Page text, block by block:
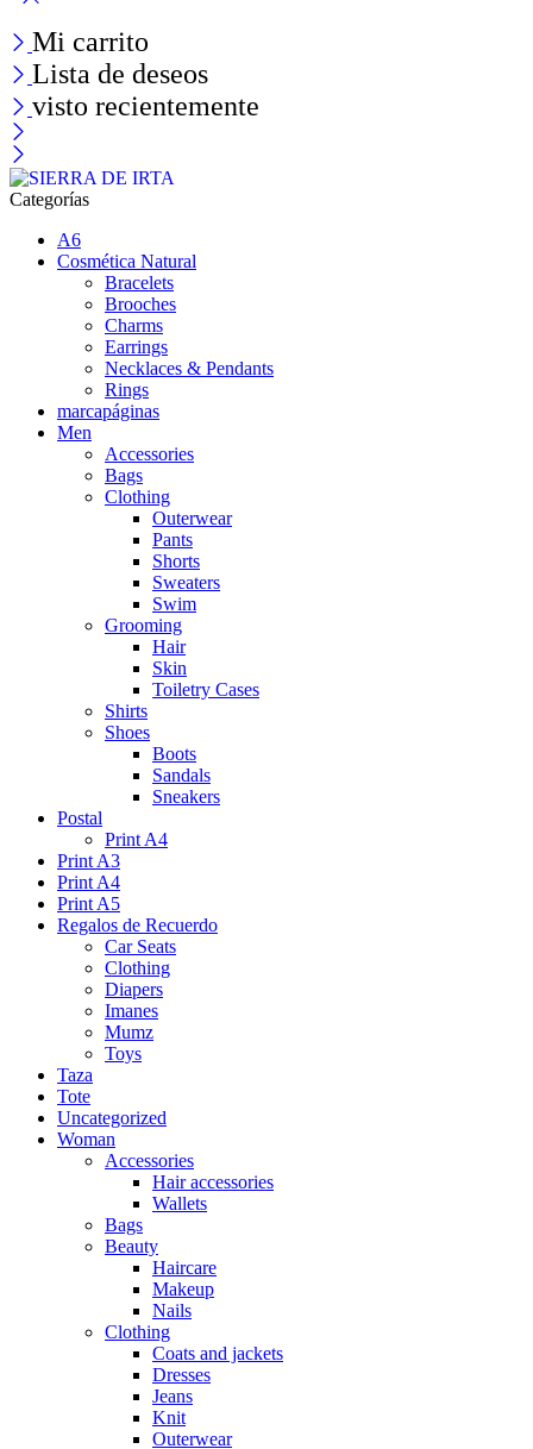
Mi carrito
Lista de deseos
visto recientemente
Categorías
A6
Cosmética Natural
Bracelets
Brooches
Charms
Earrings
Necklaces & Pendants
Rings
marcapáginas
Men
Accessories
Bags
Clothing
Outerwear
Pants
Shorts
Sweaters
Swim
Grooming
Hair
Skin
Toiletry Cases
Shirts
Shoes
Boots
Sandals
Sneakers
Postal
Print A4
Print A3
Print A4
Print A5
Regalos de Recuerdo
Car Seats
Clothing
Diapers
Imanes
Mumz
Toys
Taza
Tote
Uncategorized
Woman
Accessories
Hair accessories
Wallets
Bags
Beauty
Haircare
Makeup
Nails
Clothing
Coats and jackets
Dresses
Jeans
Knit
Outerwear